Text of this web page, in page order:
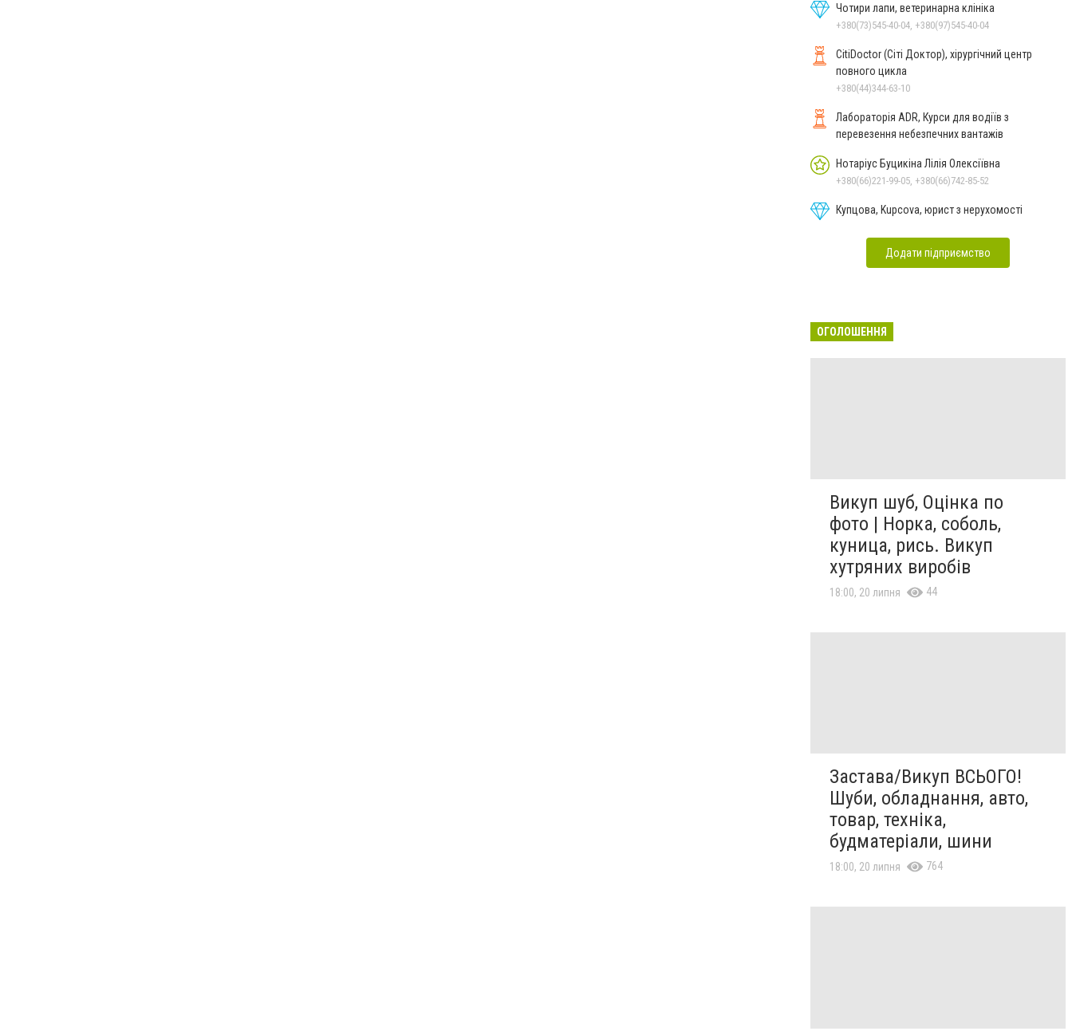
Чотири лапи, ветеринарна клініка
+380(73)545-40-04, +380(97)545-40-04
CitiDoctor (Сіті Доктор), хірургічний центр
повного цикла
+380(44)344-63-10
Лабораторія ADR, Курси для водіїв з
перевезення небезпечних вантажів
Нотаріус Буцикіна Лілія Олексіївна
+380(66)221-99-05, +380(66)742-85-52
Купцова, Kupcova, юрист з нерухомості
Додати підприємство
ОГОЛОШЕННЯ
Викуп шуб, Оцінка по
фото | Норка, соболь,
куница, рись. Викуп
хутряних виробів
18:00, 20 липня 44
Застава/Викуп ВСЬОГО!
Шуби, обладнання, авто,
товар, техніка,
будматеріали, шини
18:00, 20 липня 764